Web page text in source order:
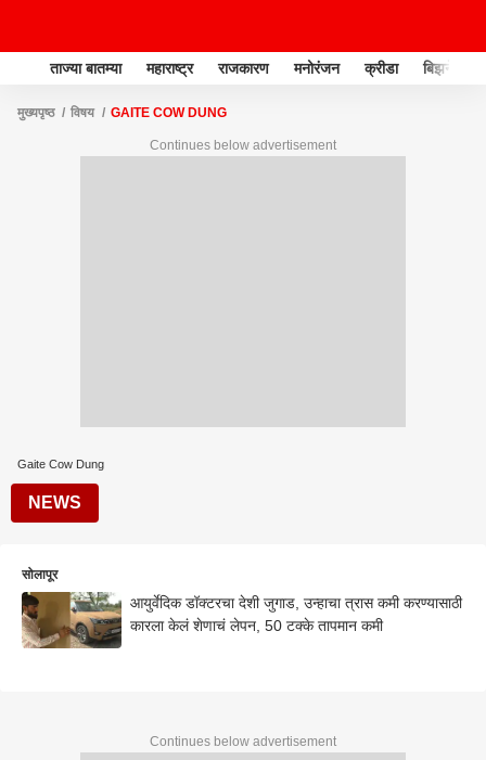
ताज्या बातम्या महाराष्ट्र राजकारण मनोरंजन क्रीडा बिझनेस
मुख्यपृष्ठ विषय GAITE COW DUNG
Continues below advertisement
Gaite Cow Dung
NEWS
सोलापूर
आयुर्वेदिक डॉक्टरचा देशी जुगाड, उन्हाचा त्रास कमी करण्यासाठी
कारला केलं शेणाचं लेपन, 50 टक्के तापमान कमी
Continues below advertisement